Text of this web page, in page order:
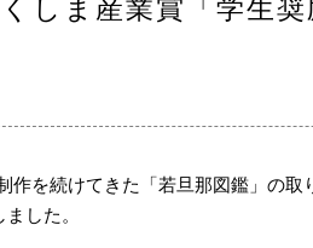
しま産業賞「学生
を続けてきた「若旦那図鑑」の取
した。